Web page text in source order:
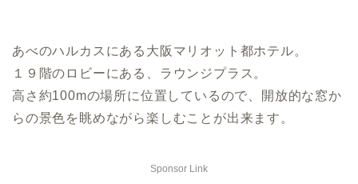
あべのハルカスにある大阪マリオット都ホテル。
１９階のロビーにある、ラウンジプラス。
高さ約100mの場所に位置しているので、開放的な窓か
らの景色を眺めながら楽しむことが出来ます。
Sponsor Link